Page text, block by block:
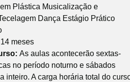
Plástica Musicalização e
Dança Estágio Prático
meses
As aulas acontecerão sextas-
no período noturno e sábados
inteiro. A carga horária total do